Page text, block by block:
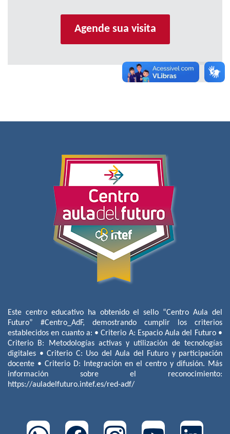
Agende sua visita
Este centro educativo ha obtenido el sello “Centro Aula del
Futuro” #Centro_AdF, demostrando cumplir los criterios
establecidos en cuanto a: • Criterio A: Espacio Aula del Futuro •
Criterio B: Metodologías activas y utilización de tecnologías
digitales • Criterio C: Uso del Aula del Futuro y participación
docente • Criterio D: Integración en el centro y difusión. Más
información sobre el reconocimiento:
https://auladelfuturo.intef.es/red-adf/